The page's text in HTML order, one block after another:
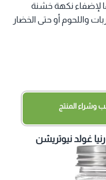
لإضفاء نكهة خشنة
واللحوم أو حتى الخضار
وشراء المنتج
غولد نيوتريشن